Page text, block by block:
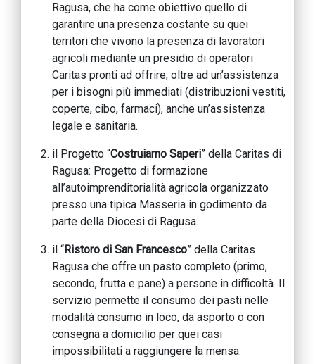
Ragusa, che ha come obiettivo quello di
garantire una presenza costante su quei
territori che vivono la presenza di lavoratori
agricoli mediante un presidio di operatori
Caritas pronti ad offrire, oltre ad un’assistenza
per i bisogni più immediati (distribuzioni vestiti,
coperte, cibo, farmaci), anche un’assistenza
legale e sanitaria.
il Progetto “Costruiamo Saperi” della Caritas di
Ragusa: Progetto di formazione
all’autoimprenditorialità agricola organizzato
presso una tipica Masseria in godimento da
parte della Diocesi di Ragusa.
il “Ristoro di San Francesco” della Caritas
Ragusa che offre un pasto completo (primo,
secondo, frutta e pane) a persone in difficoltà. Il
servizio permette il consumo dei pasti nelle
modalità consumo in loco, da asporto o con
consegna a domicilio per quei casi
impossibilitati a raggiungere la mensa.